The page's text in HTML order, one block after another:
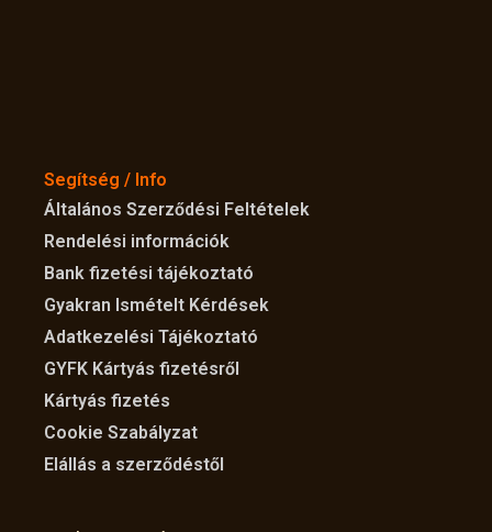
Segítség / Info
Általános Szerződési Feltételek
Rendelési információk
Bank fizetési tájékoztató
Gyakran Ismételt Kérdések
Adatkezelési Tájékoztató
GYFK Kártyás fizetésről
Kártyás fizetés
Cookie Szabályzat
Elállás a szerződéstől